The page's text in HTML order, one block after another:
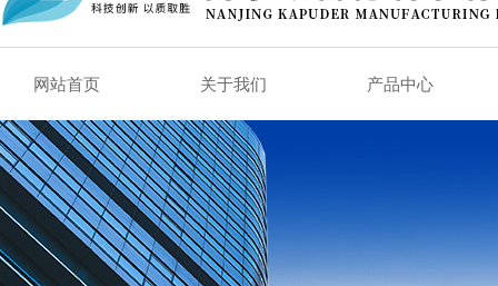
网站首页 关于我们 产品中心